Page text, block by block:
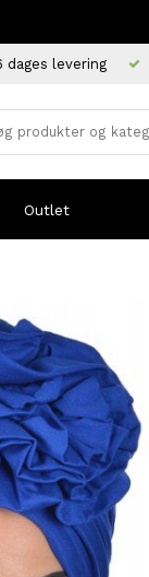
dages levering
Outlet